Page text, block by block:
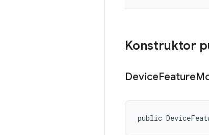
Konstruktor
DeviceFeature
public